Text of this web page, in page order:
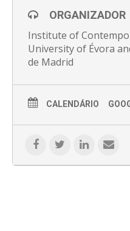
(CISDNE)”
>> 📎
ORGANIZADOR
Institute of
University of Évora
de Madrid
CALENDÁRIO